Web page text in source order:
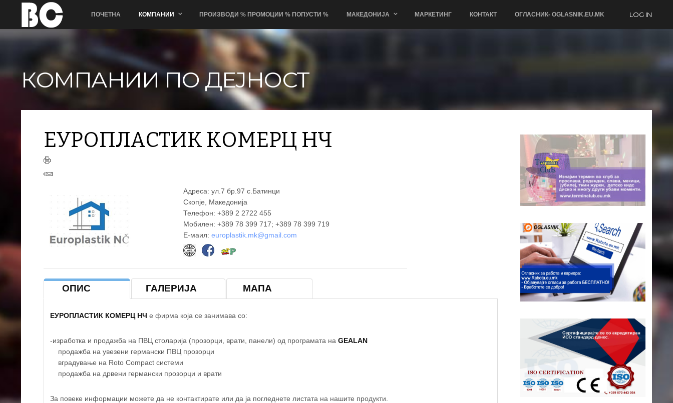
LOG IN
ПОЧЕТНА КОМПАНИИ ПРОИЗВОДИ % ПРОМОЦИИ % ПОПУСТИ % МАКЕДОНИЈА МАРКЕТИНГ КОНТАКТ ОГЛАСНИК- OGLASNIK.EU.MK
КОМПАНИИ ПО ДЕЈНОСТ
ЕУРОПЛАСТИК KОМЕРЦ НЧ
Адреса: ул.7 бр.97 с.Батинци
Скопје, Македонија
Телефон: +389 2 2722 455
Мобилен: +389 78 399 717; +389 78 399 719
E-маил: europlastik.mk@gmail.com
ОПИС ГАЛЕРИЈА МАПА
ЕУРОПЛАСТИК КОМЕРЦ НЧ е фирма која се занимава со:
-изработка и продажба на ПВЦ столарија (прозорци, врати, панели) од програмата на GEALAN
продажба на увезени германски ПВЦ прозорци
вградување на Roto Compact системи
продажба на дрвени германски прозорци и врати
За повеке информации можете да не контактирате или да ја погледнете листата на нашите продукти.
ЕУРОПЛАСТИК KОМЕРЦ НЧ
Еуропластик Kомерц НЧ
+